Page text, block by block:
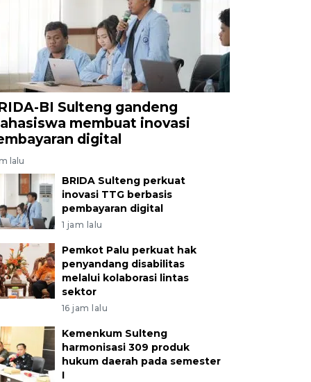
BI Sulteng gandeng
membuat inovasi
digital
lalu
BRIDA Sulteng perkuat
inovasi TTG berbasis
pembayaran digital
1 jam lalu
Pemkot Palu perkuat hak
penyandang disabilitas
melalui kolaborasi lintas
sektor
16 jam lalu
Kemenkum Sulteng
harmonisasi 309 produk
hukum daerah pada semester
I